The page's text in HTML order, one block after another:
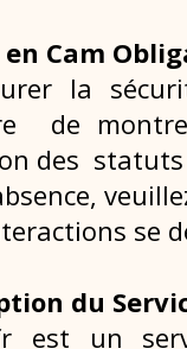
en Cam
la
de
des
se
du
est un